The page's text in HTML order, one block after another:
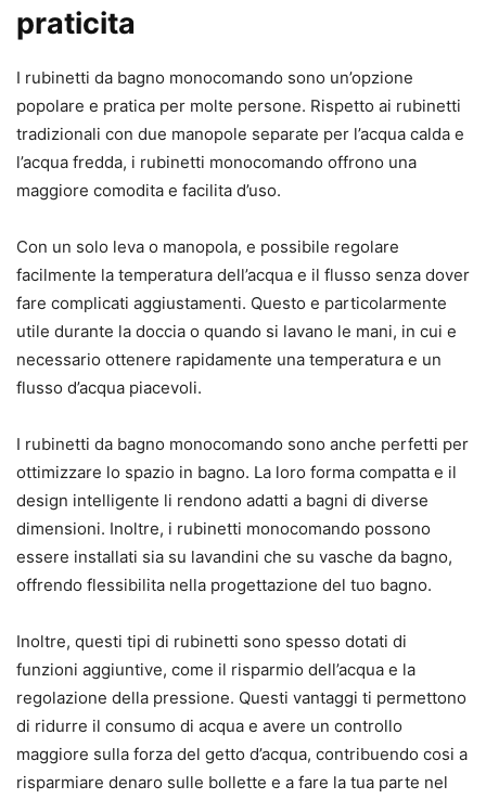
praticita
I rubinetti da bagno monocomando sono un’opzione
popolare e pratica per molte persone. Rispetto ai rubinetti
tradizionali con due manopole separate per l’acqua calda e
l’acqua fredda, i rubinetti monocomando offrono una
maggiore comodita e facilita d’uso.
Con un solo leva o manopola, e possibile regolare
facilmente la temperatura dell’acqua e il flusso senza dover
fare complicati aggiustamenti. Questo e particolarmente
utile durante la doccia o quando si lavano le mani, in cui e
necessario ottenere rapidamente una temperatura e un
flusso d’acqua piacevoli.
I rubinetti da bagno monocomando sono anche perfetti per
ottimizzare lo spazio in bagno. La loro forma compatta e il
design intelligente li rendono adatti a bagni di diverse
dimensioni. Inoltre, i rubinetti monocomando possono
essere installati sia su lavandini che su vasche da bagno,
offrendo flessibilita nella progettazione del tuo bagno.
Inoltre, questi tipi di rubinetti sono spesso dotati di
funzioni aggiuntive, come il risparmio dell’acqua e la
regolazione della pressione. Questi vantaggi ti permettono
di ridurre il consumo di acqua e avere un controllo
maggiore sulla forza del getto d’acqua, contribuendo cosi a
risparmiare denaro sulle bollette e a fare la tua parte nel